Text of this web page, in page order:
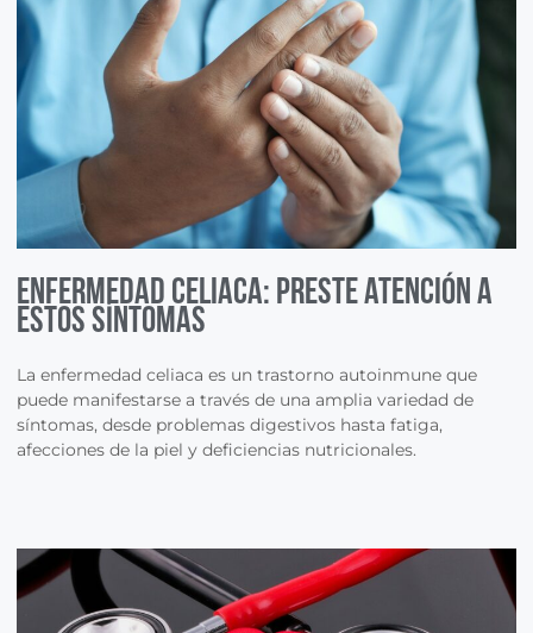
Enfermedad Celiaca: Preste atención a
estos síntomas
La enfermedad celiaca es un trastorno autoinmune que
puede manifestarse a través de una amplia variedad de
síntomas, desde problemas digestivos hasta fatiga,
afecciones de la piel y deficiencias nutricionales.